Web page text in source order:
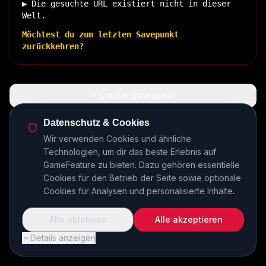
▶ Die gesuchte URL existiert nicht in dieser
Welt.
Möchtest du zum letzten Savepunkt
zurückkehren?
🏠 Zurück zur Basis
INSERT COIN TO CONTINUE...
Datenschutz & Cookies
Wir verwenden Cookies und ähnliche
Technologien, um dir das beste Erlebnis auf
GameFeature zu bieten. Dazu gehören essentielle
Cookies für den Betrieb der Seite sowie optionale
Cookies für Analysen und personalisierte Inhalte.
Details anzeigen
Alle ablehnen Alle akzeptieren